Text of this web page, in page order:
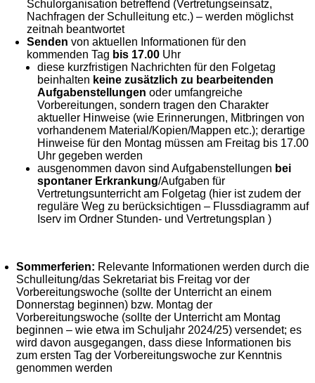
Schulorganisation betreffend (Vertretungseinsatz,
Nachfragen der Schulleitung etc.) – werden möglichst
zeitnah beantwortet
Senden von aktuellen Informationen für den
kommenden Tag bis 17.00 Uhr
diese kurzfristigen Nachrichten für den Folgetag
beinhalten keine zusätzlich zu bearbeitenden
Aufgabenstellungen oder umfangreiche
Vorbereitungen, sondern tragen den Charakter
aktueller Hinweise (wie Erinnerungen, Mitbringen von
vorhandenem Material/Kopien/Mappen etc.); derartige
Hinweise für den Montag müssen am Freitag bis 17.00
Uhr gegeben werden
ausgenommen davon sind Aufgabenstellungen bei
spontaner Erkrankung/Aufgaben für
Vertretungsunterricht am Folgetag (hier ist zudem der
reguläre Weg zu berücksichtigen – Flussdiagramm auf
Iserv im Ordner Stunden- und Vertretungsplan )
Sommerferien: Relevante Informationen werden durch die
Schulleitung/das Sekretariat bis Freitag vor der
Vorbereitungswoche (sollte der Unterricht an einem
Donnerstag beginnen) bzw. Montag der
Vorbereitungswoche (sollte der Unterricht am Montag
beginnen – wie etwa im Schuljahr 2024/25) versendet; es
wird davon ausgegangen, dass diese Informationen bis
zum ersten Tag der Vorbereitungswoche zur Kenntnis
genommen werden